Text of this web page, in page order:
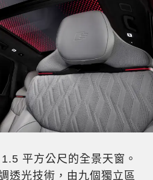
平方公尺的全景天窗。
透光技術，由九個獨立區